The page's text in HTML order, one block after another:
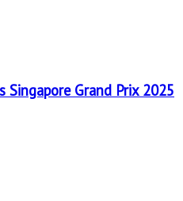
Singapore Grand Prix 2025